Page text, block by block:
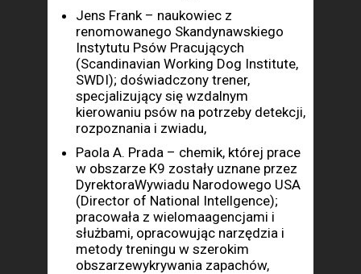
Jens Frank – naukowiec z
renomowanego Skandynawskiego
Instytutu Psów Pracujących
(Scandinavian Working Dog Institute,
SWDI); doświadczony trener,
specjalizujący się wzdalnym
kierowaniu psów na potrzeby detekcji,
rozpoznania i zwiadu,
Paola A. Prada – chemik, której prace
w obszarze K9 zostały uznane przez
DyrektoraWywiadu Narodowego USA
(Director of National Intellgence);
pracowała z wielomaagencjami i
służbami, opracowując narzędzia i
metody treningu w szerokim
obszarzewykrywania zapachów,